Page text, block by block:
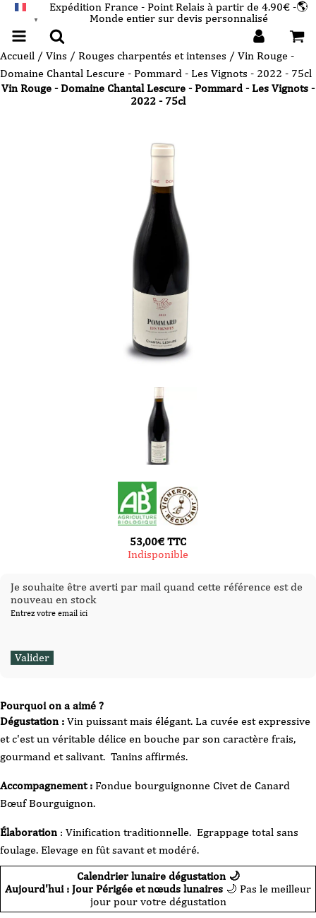
▼
Expédition France - Point Relais à partir de 4.90€ -🌎
Monde entier sur devis personnalisé
Accueil / Vins / Rouges charpentés et intenses / Vin Rouge -
Domaine Chantal Lescure - Pommard - Les Vignots - 2022 - 75cl
Vin Rouge - Domaine Chantal Lescure - Pommard - Les Vignots -
2022 - 75cl
Pourquoi on a aimé ?
Dégustation : Vin puissant mais élégant. La cuvée est expressive
et c'est un véritable délice en bouche par son caractère frais,
gourmand et salivant. Tanins affirmés.
Accompagnement : Fondue bourguignonne Civet de Canard
Bœuf Bourguignon.
Élaboration : Vinification traditionnelle. Egrappage total sans
foulage. Elevage en fût savant et modéré.
Calendrier lunaire dégustation 🌙
Aujourd'hui : Jour Périgée et nœuds lunaires 🌙 Pas le meilleur
jour pour votre dégustation
53,00€ TTC
Indisponible
Je souhaite être averti par mail quand cette référence est de
nouveau en stock
Entrez votre email ici